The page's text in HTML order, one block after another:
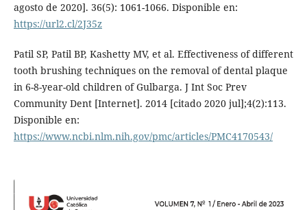
agosto de 2020]. 36(5): 1061-1066. Disponible en:
https://url2.cl/2J35z
Patil SP, Patil BP, Kashetty MV, et al. Effectiveness of different
tooth brushing techniques on the removal of dental plaque
in 6-8-year-old children of Gulbarga. J Int Soc Prev
Community Dent [Internet]. 2014 [citado 2020 jul];4(2):113.
Disponible en:
https://www.ncbi.nlm.nih.gov/pmc/articles/PMC4170543/